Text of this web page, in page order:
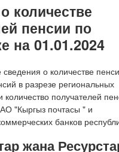
количестве
пенсии по
на 01.01.2024
о количестве
в разрезе региональных
получателей
"Кыргыз почтасы " и
банков
жана